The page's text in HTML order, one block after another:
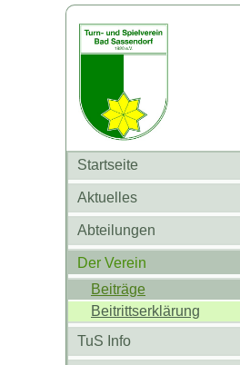
Startseite
Aktuelles
Abteilungen
Der Verein
Beiträge
Beitrittserklärung
TuS Info